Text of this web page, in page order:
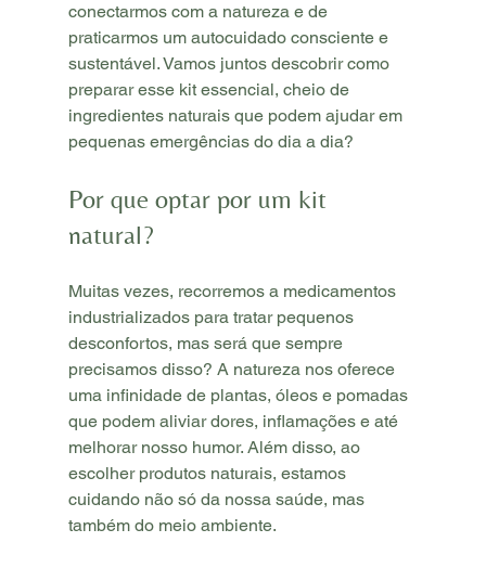
conectarmos com a natureza e de
praticarmos um autocuidado consciente e
sustentável. Vamos juntos descobrir como
preparar esse kit essencial, cheio de
ingredientes naturais que podem ajudar em
pequenas emergências do dia a dia?
Por que optar por um kit
natural?
Muitas vezes, recorremos a medicamentos
industrializados para tratar pequenos
desconfortos, mas será que sempre
precisamos disso? A natureza nos oferece
uma infinidade de plantas, óleos e pomadas
que podem aliviar dores, inflamações e até
melhorar nosso humor. Além disso, ao
escolher produtos naturais, estamos
cuidando não só da nossa saúde, mas
também do meio ambiente.